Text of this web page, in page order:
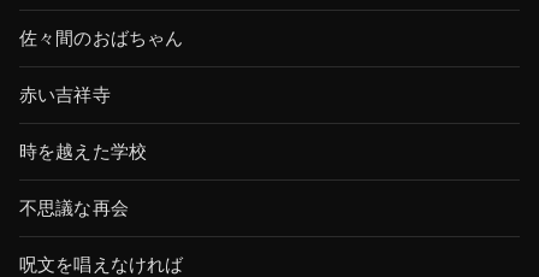
佐々間のおばちゃん
赤い吉祥寺
時を越えた学校
不思議な再会
呪文を唱えなければ